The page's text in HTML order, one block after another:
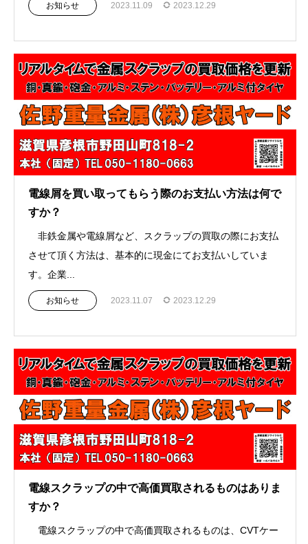
お知らせ 2023.11.09 2023.12.29
電線屑を買い取ってもらう際のお支払い方法は何で
すか？
非鉄金属や電線屑など、スクラップの買取の際にお支払
させて頂く方法は、基本的に現金にてお支払いしていま
す。企業...
お知らせ 2023.11.07 2023.12.29
電線スクラップの中で高価買取されるものはありま
すか？
電線スクラップの中で高価買取されるものは、CVTケー